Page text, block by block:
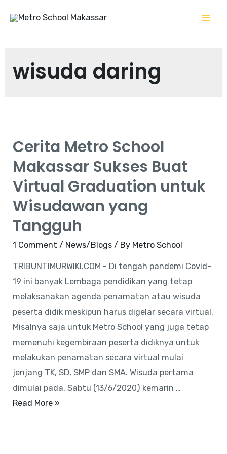
wisuda daring
Cerita Metro School
Makassar Sukses Buat
Virtual Graduation untuk
Wisudawan yang
Tangguh
1 Comment / News/Blogs / By Metro School
TRIBUNTIMURWIKI.COM - Di tengah pandemi Covid-
19 ini banyak Lembaga pendidikan yang tetap
melaksanakan agenda penamatan atau wisuda
peserta didik meskipun harus digelar secara virtual.
Misalnya saja untuk Metro School yang juga tetap
memenuhi kegembiraan peserta didiknya untuk
melakukan penamatan secara virtual mulai
jenjang TK, SD, SMP dan SMA. Wisuda pertama
dimulai pada, Sabtu (13/6/2020) kemarin …
Read More »